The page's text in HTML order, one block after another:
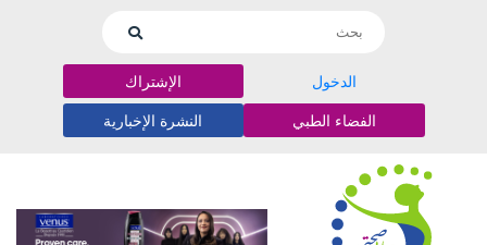
الدخول الإشتراك
الفضاء الطبي النشرة الإخبارية